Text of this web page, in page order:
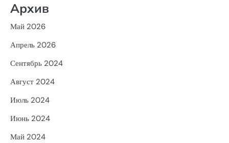
Архив
Май 2026
Апрель 2026
Сентябрь 2024
Август 2024
Июль 2024
Июнь 2024
Май 2024